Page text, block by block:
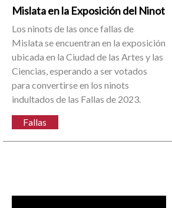
Mislata en la Exposición del Ninot
Los ninots de las once fallas de
Mislata se encuentran en la exposición
ubicada en la Ciudad de las Artes y las
Ciencias, esperando a ser votados
para convertirse en los ninots
indultados de las Fallas de 2023.
Fallas